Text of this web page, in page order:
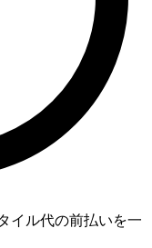
イル代の前払いを一